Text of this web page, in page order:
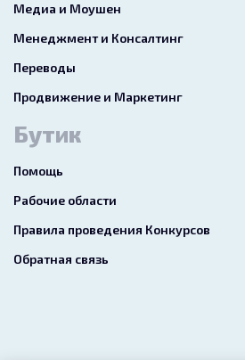
Медиа и Моушен
Менеджмент и Консалтинг
Переводы
Продвижение и Маркетинг
Бутик
Помощь
Рабочие области
Правила проведения Конкурсов
Обратная связь